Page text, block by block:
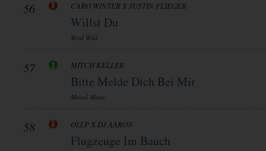
56 CARO WINTER X JUSTIN FLIEGER
Willst Du
Wird Wild
57 MITCH KELLER
Bitte Melde Dich Bei Mir
Meisel Music
58 OLI.P X DJ AARON
Flugzeuge Im Bauch